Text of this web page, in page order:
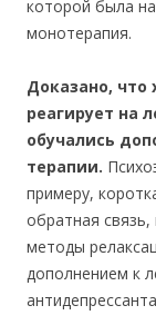
которой была
монотерапия.
Доказано, что
реагирует на
обучались
терапии.
примеру,
обратная связь,
методы
дополнением к